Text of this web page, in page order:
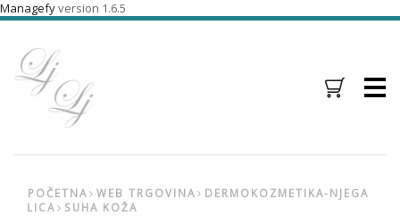
Managefyversion 1.6.5
Menu
POČETNA WEB TRGOVINA
DERMOKOZMETIKA-NJEGA
LICA
SUHA KOŽA